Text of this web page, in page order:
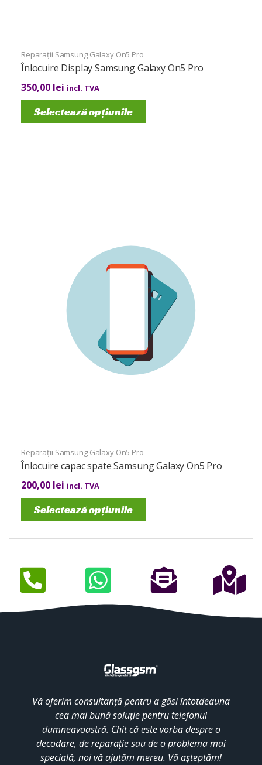
Reparații Samsung Galaxy On5 Pro
Înlocuire Display Samsung Galaxy On5 Pro
350,00 lei incl. TVA
Selectează opțiunile
Reparații Samsung Galaxy On5 Pro
Înlocuire capac spate Samsung Galaxy On5 Pro
200,00 lei incl. TVA
Selectează opțiunile
Vă oferim consultanță pentru a găsi întotdeauna
cea mai bună soluție pentru telefonul
dumneavoastră. Chit că este vorba despre o
decodare, de reparație sau de o problema mai
specială, noi vă ajutăm mereu. Vă așteptăm!